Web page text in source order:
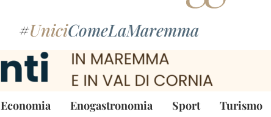
#UniciComeLaMaremma
Economia Enogastronomia Sport Turismo